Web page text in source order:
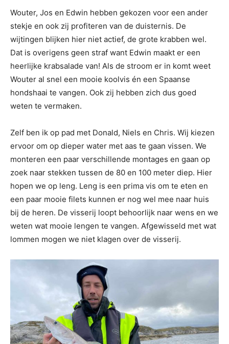
Wouter, Jos en Edwin hebben gekozen voor een ander
stekje en ook zij profiteren van de duisternis. De
wijtingen blijken hier niet actief, de grote krabben wel.
Dat is overigens geen straf want Edwin maakt er een
heerlijke krabsalade van! Als de stroom er in komt weet
Wouter al snel een mooie koolvis én een Spaanse
hondshaai te vangen. Ook zij hebben zich dus goed
weten te vermaken.
Zelf ben ik op pad met Donald, Niels en Chris. Wij kiezen
ervoor om op dieper water met aas te gaan vissen. We
monteren een paar verschillende montages en gaan op
zoek naar stekken tussen de 80 en 100 meter diep. Hier
hopen we op leng. Leng is een prima vis om te eten en
een paar mooie filets kunnen er nog wel mee naar huis
bij de heren. De visserij loopt behoorlijk naar wens en we
weten wat mooie lengen te vangen. Afgewisseld met wat
lommen mogen we niet klagen over de visserij.